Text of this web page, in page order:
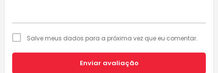
Salve meus dados para a próxima vez que eu comentar.
Enviar avaliação